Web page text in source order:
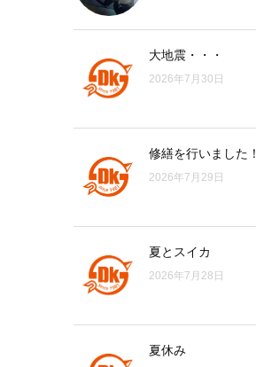
大地震・・・
2026年7月30日
修繕を行いました！
2026年7月29日
夏とスイカ
2026年7月28日
夏休み